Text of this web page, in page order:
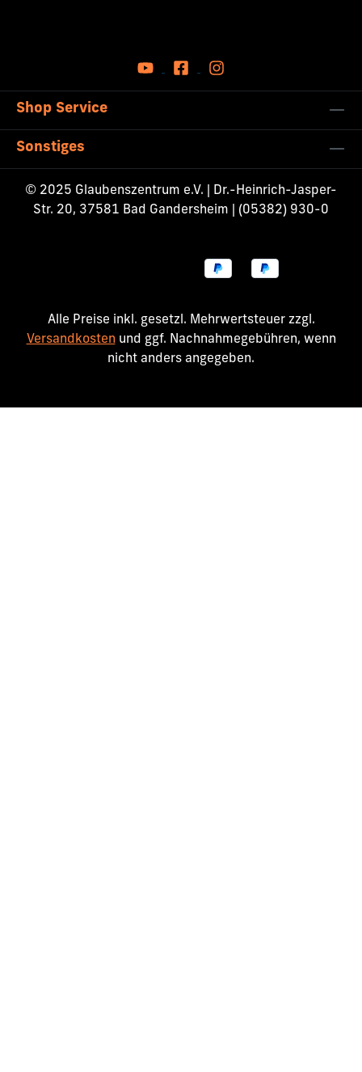
Shop Service
Sonstiges
© 2025 Glaubenszentrum e.V. | Dr.-Heinrich-Jasper-
Str. 20, 37581 Bad Gandersheim | (05382) 930-0
Alle Preise inkl. gesetzl. Mehrwertsteuer zzgl.
Versandkosten und ggf. Nachnahmegebühren, wenn
nicht anders angegeben.